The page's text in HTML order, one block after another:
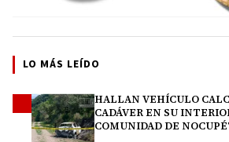
LO MÁS LEÍDO
HALLAN VEHÍCULO
CADÁVER EN SU
COMUNIDAD DE